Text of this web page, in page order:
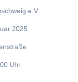
e.V.
2025
Uhr